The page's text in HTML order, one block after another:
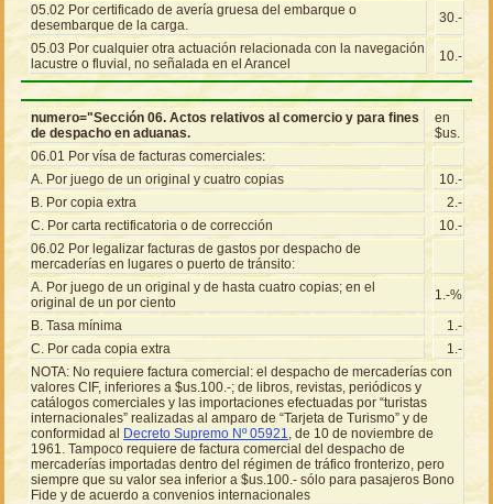
05.02 Por certificado de avería gruesa del embarque o
desembarque de la carga.
30.-
05.03 Por cualquier otra actuación relacionada con la navegación
lacustre o fluvial, no señalada en el Arancel
10.-
numero="Sección 06. Actos relativos al comercio y para fines
de despacho en aduanas.
en
$us.
06.01 Por vísa de facturas comerciales:
A. Por juego de un original y cuatro copias
10.-
B. Por copia extra
2.-
C. Por carta rectificatoria o de corrección
10.-
06.02 Por legalizar facturas de gastos por despacho de
mercaderías en lugares o puerto de tránsito:
A. Por juego de un original y de hasta cuatro copias; en el
original de un por ciento
1.-%
B. Tasa mínima
1.-
C. Por cada copia extra
1.-
NOTA: No requiere factura comercial: el despacho de mercaderías con
valores CIF, inferiores a $us.100.-; de libros, revistas, periódicos y
catálogos comerciales y las importaciones efectuadas por “turistas
internacionales” realizadas al amparo de “Tarjeta de Turismo” y de
conformidad al Decreto Supremo Nº 05921
, de 10 de noviembre de
1961. Tampoco requiere de factura comercial del despacho de
mercaderías importadas dentro del régimen de tráfico fronterizo, pero
siempre que su valor sea inferior a $us.100.- sólo para pasajeros Bono
Fide y de acuerdo a convenios internacionales